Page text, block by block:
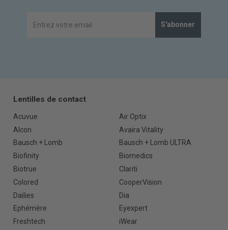
S'abonner
Lentilles de contact
Acuvue
Air Optix
Alcon
Avaira Vitality
Bausch + Lomb
Bausch + Lomb ULTRA
Biofinity
Biomedics
Biotrue
Clariti
Colored
CooperVision
Dailies
Dia
Ephémère
Eyexpert
Freshtech
iWear